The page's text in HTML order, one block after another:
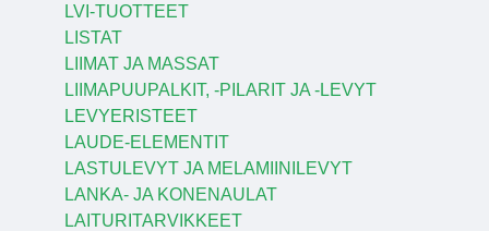
LVI-TUOTTEET
LISTAT
LIIMAT JA MASSAT
LIIMAPUUPALKIT, -PILARIT JA -LEVYT
LEVYERISTEET
LAUDE-ELEMENTIT
LASTULEVYT JA MELAMIINILEVYT
LANKA- JA KONENAULAT
LAITURITARVIKKEET